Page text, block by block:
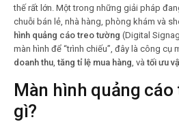
thế rất lớn. Một trong những giải pháp
chuỗi bán lẻ, nhà hàng, phòng khám và
hình quảng cáo treo tường (Digital
màn hình để “trình chiếu”, đây là công cụ
doanh thu tăng tỉ lệ mua hàng , và tối ưu
Màn hình quảng
gì?